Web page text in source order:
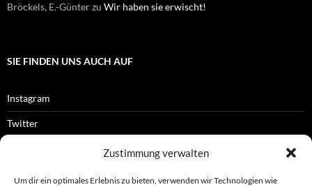
Zustimmung verwalten
Um dir ein optimales Erlebnis zu bieten, verwenden wir Technologien wie
Bröckels, E.-Günterzu Wir haben sie erwischt!
SIE FINDEN UNS AUCH AUF
Instagram
Twitter